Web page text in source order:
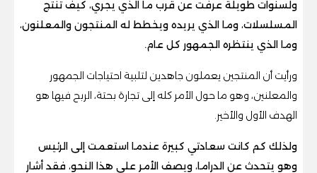
ولسنوات طويلة عرفت عن قرب ما الذي يجري، كيف تنتج
المسلسلات، وما الذي يريده ويخطط له المنتجون والمعلنون،
وما الذي ينتظره الجمهور كل عام.
ورأيت أن المنتجين يعملون جاهدين لتلبية احتياجات الجمهور
والمعلنين، وهو ما حول الأمر كله إلى تجارة بحتة، الربح فيها هو
الهدف الأول والأخير.
ولذلك كم كانت سعادتي كبيرة عندما استعمت إلى الرئيس
وهو يتحدث عن الدراما، ويصف الأمر على هذا النحو، فقد أشار